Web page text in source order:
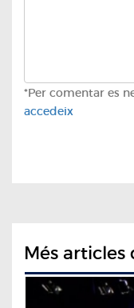
*Per comentar es
accedeix
Més articles